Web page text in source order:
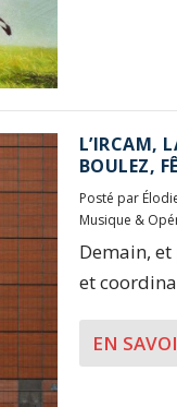
L’IRCAM,
BOULEZ,
Posté par
Musique &
Demain,
et
EN